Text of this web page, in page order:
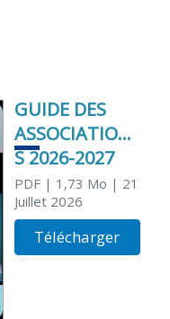
GUIDE DES
ASSOCIATION
S 2026-2027
PDF| 1,73 Mo | 21
Juillet 2026
Télécharger